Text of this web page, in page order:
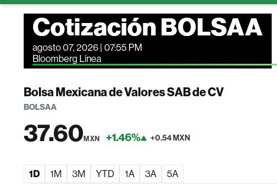
Cotización BOLSAA
agosto 07, 2026 | 07:55 PM
Bloomberg Línea
Bolsa Mexicana de Valores SAB de CV
BOLSAA
37.60MXN +1.46% +0.54 MXN
1D 1M 3M YTD 1A 3A 5A